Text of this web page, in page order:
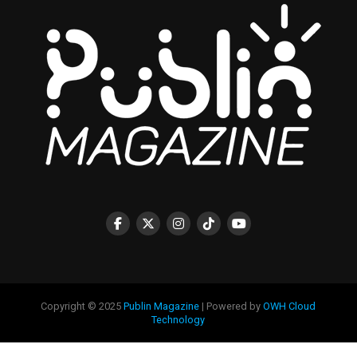
Copyright © 2025Publin Magazine | Powered byOWH Cloud
Technology